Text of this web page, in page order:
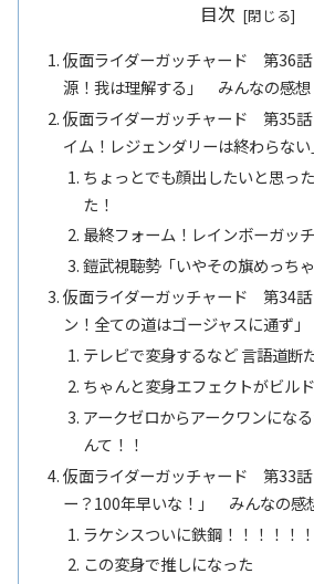
目次
仮面ライダーガッチャード 第36
源！我は理解する」 みんなの感想
仮面ライダーガッチャード 第35
イム！レジェンダリーは終わらな
ちょっとでも顔出したいと思っ
た！
最終フォーム！レインボーガッ
鎧武視聴勢「いやその旗めっち
仮面ライダーガッチャード 第34
ン！全ての道はゴージャスに通ず
テレビで変身するなど 言語道断
ちゃんと変身エフェクトがビル
アークゼロからアークワンにな
んて！！
仮面ライダーガッチャード 第33
ー？100年早いな！」 みんなの感
ラケシスついに鉄鋼！！！！！！
この変身で推しになった